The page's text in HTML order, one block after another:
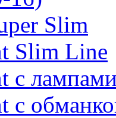
Slim
Slim Line
с
с